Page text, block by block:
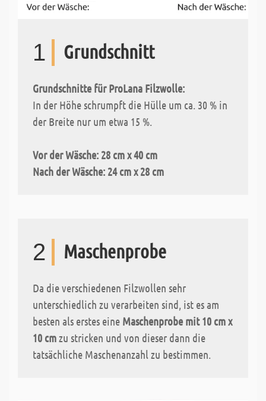
1 Grundschnitt
Grundschnitte für ProLana Filzwolle:
In der Höhe schrumpft die Hülle um ca. 30 % in
der Breite nur um etwa 15 %.
Vor der Wäsche: 28 cm x 40 cm
Nach der Wäsche: 24 cm x 28 cm
2 Maschenprobe
Da die verschiedenen Filzwollen sehr
unterschiedlich zu verarbeiten sind, ist es am
besten als erstes eine Maschenprobe mit 10 cm x
10 cmzu stricken und von dieser dann die
tatsächliche Maschenanzahl zu bestimmen.